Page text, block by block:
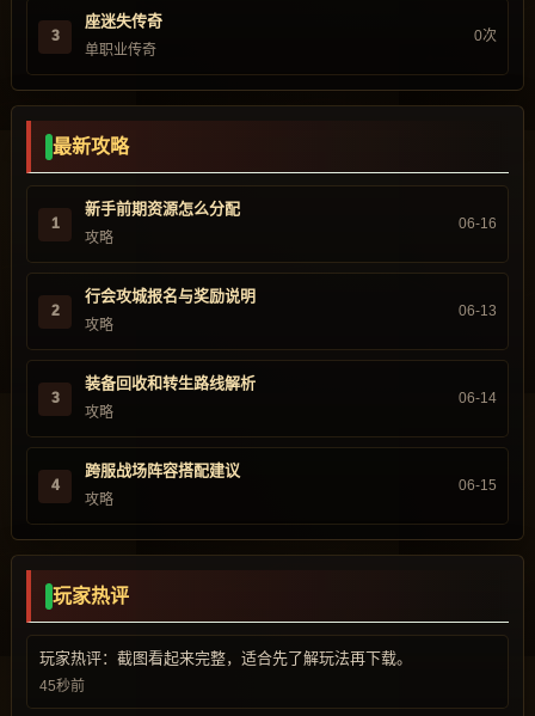
3
座迷失传奇
单职业传奇
0次
最新攻略
1
新手前期资源怎么分配
攻略
06-16
2
行会攻城报名与奖励说明
攻略
06-13
3
装备回收和转生路线解析
攻略
06-14
4
跨服战场阵容搭配建议
攻略
06-15
玩家热评
玩家热评：截图看起来完整，适合先了解玩法再下载。
45秒前